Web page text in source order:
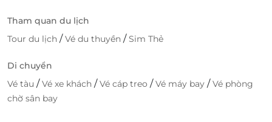
Tham quan du lịch
Tour du lịch /Vé du thuyền /Sim Thẻ
Di chuyển
Vé tàu /Vé xe khách /Vé cáp treo /Vé máy bay /Vé phòng
chờ sân bay